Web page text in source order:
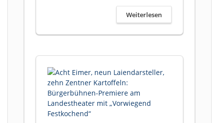
Weiterlesen